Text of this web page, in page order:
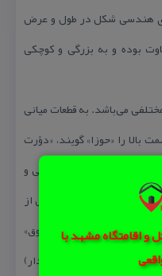
رزرو بیش از 1000 هتل و اقامتگاه مشهد با
هندسی شكل در طول و عرض
بوده و به بزرگی و كوچكی
می‌باشد. به قطعات میانی
بالا را «حوزا» گویند، «دؤرت
(سه قورباغه‌دار) «اوچ قوبّالی و
از این نوع می‌باشند. برخی از
دارند كه «آسیق‌لی مونجوق»
(مونجوق سه آسیق‌دار)